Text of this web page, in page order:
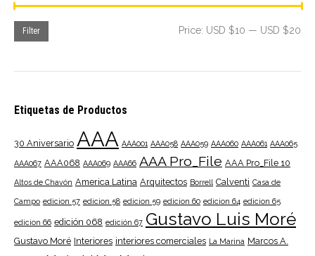
Filter Price: USD $10 — USD $20
Etiquetas de Productos
30 Aniversario AAA AAA001 AAA058 AAA059 AAA060 AAA061 AAA065
AAA067 AAA068 AAA069 AAA66 AAA Pro_File AAA Pro_File 10
Altos de Chavón America Latina Arquitectos Borrell Calventi Casa de
Campo edicion 57 edicion 58 edicion 59 edicion 60 edicion 64 edicion 65
edicion 66 edición 068 edición 67 Gustavo Luis Moré
Gustavo Moré Interiores interiores comerciales La Marina Marcos A.